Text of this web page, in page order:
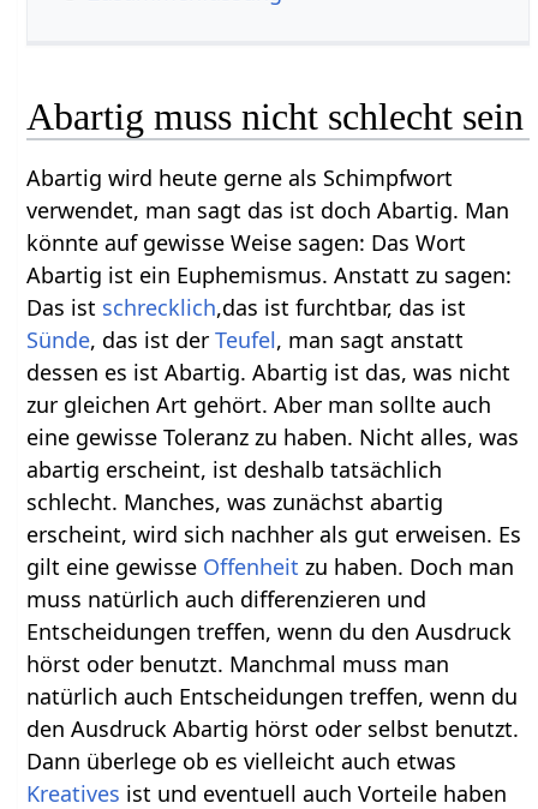
Abartig muss nicht schlecht sein
Abartig wird heute gerne als Schimpfwort
verwendet, man sagt das ist doch Abartig. Man
könnte auf gewisse Weise sagen: Das Wort
Abartig ist ein Euphemismus. Anstatt zu sagen:
Das ist schrecklich,das ist furchtbar, das ist
Sünde, das ist derTeufel, man sagt anstatt
dessen es ist Abartig. Abartig ist das, was nicht
zur gleichen Art gehört. Aber man sollte auch
eine gewisse Toleranz zu haben. Nicht alles, was
abartig erscheint, ist deshalb tatsächlich
schlecht. Manches, was zunächst abartig
erscheint, wird sich nachher als gut erweisen. Es
gilt eine gewisse Offenheit zu haben. Doch man
muss natürlich auch differenzieren und
Entscheidungen treffen, wenn du den Ausdruck
hörst oder benutzt. Manchmal muss man
natürlich auch Entscheidungen treffen, wenn du
den Ausdruck Abartig hörst oder selbst benutzt.
Dann überlege ob es vielleicht auch etwas
Kreatives ist und eventuell auch Vorteile haben